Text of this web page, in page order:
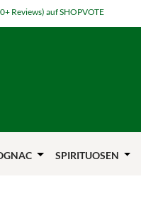
Reviews) auf SHOPVOTE
SPIRITUOSEN